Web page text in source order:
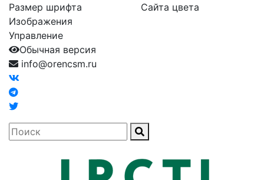
Размер шрифта
Сайта цвета
Изображения
Управление
Обычная версия
info@orencsm.ru